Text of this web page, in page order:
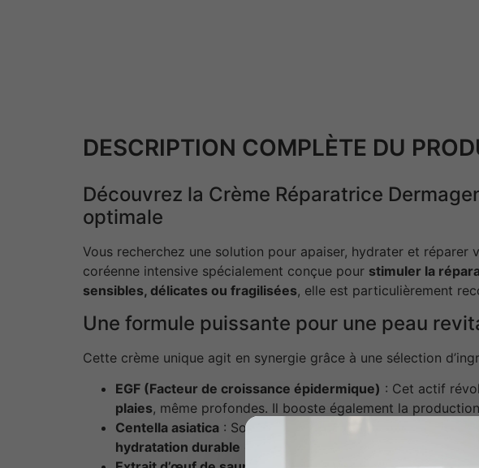
DESCRIPTION COMPLÈTE DU
Découvrez la Crème Réparatrice
optimale
Vous recherchez une solution pour apaiser, hydrater et réparer
coréenne intensive spécialement conçue pour stimuler la
sensibles, délicates ou fragilisées, elle est particulièrement
Une formule puissante pour une peau
Cette crème unique agit en synergie grâce à une sélection
EGF (Facteur de croissance épidermique) : Cet actif
plaies, même profondes. Il booste également la
Centella asiatica : Souvent surnommée “l’herbe du
hydratation durable